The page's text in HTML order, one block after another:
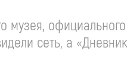
музея,
сеть, а